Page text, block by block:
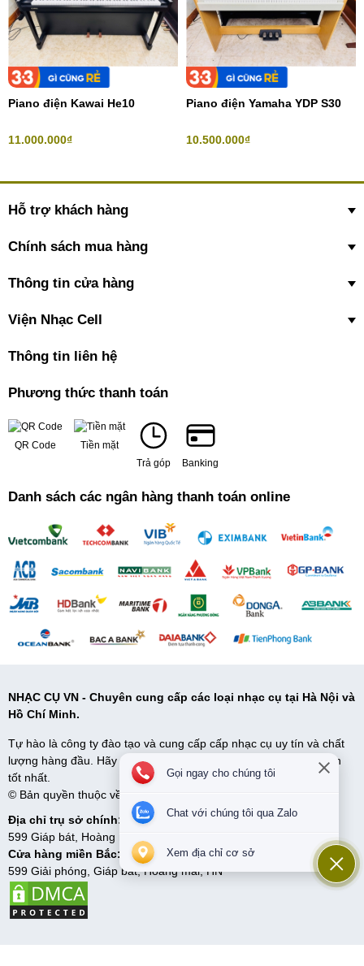
Piano điện Kawai He10
11.000.000₫
Piano điện Yamaha YDP S30
10.500.000₫
Hỗ trợ khách hàng
Chính sách mua hàng
Thông tin cửa hàng
Viện Nhạc Cell
Thông tin liên hệ
Phương thức thanh toán
QR Code
Tiền mặt
Trả góp
Banking
Danh sách các ngân hàng thanh toán online
NHẠC CỤ VN - Chuyên cung cấp các loại nhạc cụ tại Hà Nội và
Hồ Chí Minh.
Tự hào là công ty đào tạo và cung cấp cấp nhạc cụ uy tín và chất
lượng hàng đầu. Hãy đến với Nhạc Cụ VN để có những lựa chọn
tốt nhất.
© Bản quyền thuộc về Nhạc cụ VN. Cung cấp bởi
Địa chỉ trụ sở chính:
599 Giáp bát, Hoàng mai, HN
Cửa hàng miền Bắc:
599 Giải phóng, Giáp bát, Hoàng mai, HN
Gọi ngay cho chúng tôi
Chat với chúng tôi qua Zalo
Xem địa chỉ cơ sở